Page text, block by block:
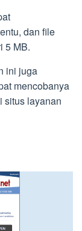
dan file
5 MB.
ini juga
mencobanya
situs layanan